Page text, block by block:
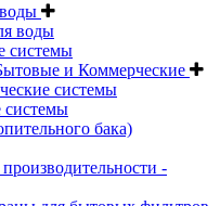
воды
системы
и Коммерческие
системы
системы
бака)
-